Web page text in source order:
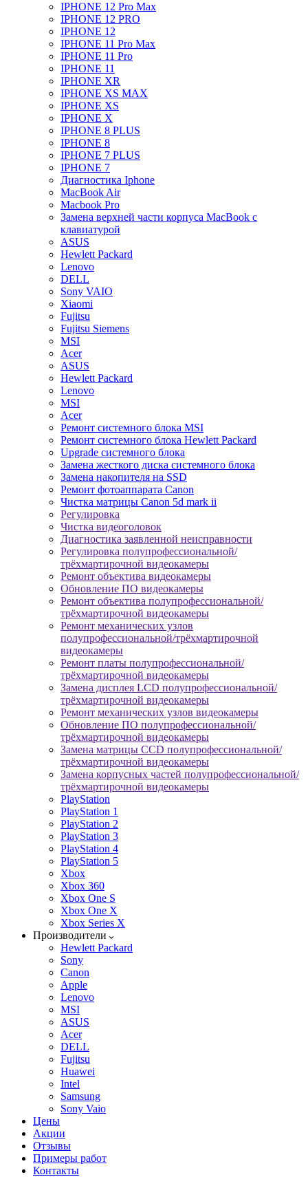
IPHONE 12 Pro Max
IPHONE 12 PRO
IPHONE 12
IPHONE 11 Pro Max
IPHONE 11 Pro
IPHONE 11
IPHONE XR
IPHONE XS MAX
IPHONE XS
IPHONE X
IPHONE 8 PLUS
IPHONE 8
IPHONE 7 PLUS
IPHONE 7
Диагностика Iphone
MacBook Air
Macbook Pro
Замена верхней части корпуса MacBook с
клавиатурой
ASUS
Hewlett Packard
Lenovo
DELL
Sony VAIO
Xiaomi
Fujitsu
Fujitsu Siemens
MSI
Acer
ASUS
Hewlett Packard
Lenovo
MSI
Acer
Ремонт системного блока MSI
Ремонт системного блока Hewlett Packard
Upgrade системного блока
Замена жесткого диска системного блока
Замена накопителя на SSD
Ремонт фотоаппарата Canon
Чистка матрицы Canon 5d mark ii
Регулировка
Чистка видеоголовок
Диагностика заявленной неисправности
Регулировка полупрофессиональной/
трёхмартирочной видеокамеры
Ремонт объектива видеокамеры
Обновление ПО видеокамеры
Ремонт объектива полупрофессиональной/
трёхмартирочной видеокамеры
Ремонт механических узлов
полупрофессиональной/трёхмартирочной
видеокамеры
Ремонт платы полупрофессиональной/
трёхмартирочной видеокамеры
Замена дисплея LCD полупрофессиональной/
трёхмартирочной видеокамеры
Ремонт механических узлов видеокамеры
Обновление ПО полупрофессиональной/
трёхмартирочной видеокамеры
Замена матрицы CCD полупрофессиональной/
трёхмартирочной видеокамеры
Замена корпусных частей полупрофессиональной/
трёхмартирочной видеокамеры
PlayStation
PlayStation 1
PlayStation 2
PlayStation 3
PlayStation 4
PlayStation 5
Xbox
Xbox 360
Xbox One S
Xbox One X
Xbox Series X
Производители
Hewlett Packard
Sony
Canon
Apple
Lenovo
MSI
ASUS
Acer
DELL
Fujitsu
Huawei
Intel
Samsung
Sony Vaio
Цены
Акции
Отзывы
Примеры работ
Контакты